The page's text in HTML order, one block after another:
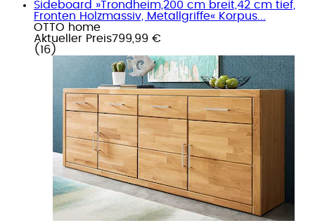
Sideboard »Trondheim,200 cm breit,42 cm tief,
Fronten Holzmassiv, Metallgriffe« Korpus...
OTTO home
Aktueller Preis799,99 €
( 16 )